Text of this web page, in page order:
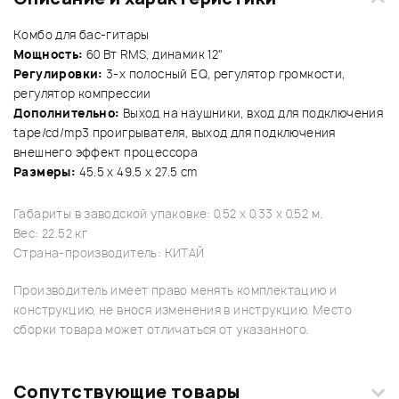
Комбо для бас-гитары
Мощность: 60 Вт RMS, динамик 12"
Регулировки: 3-х полосный EQ, регулятор громкости,
регулятор компрессии
Дополнительно: Выход на наушники, вход для подключения
tape/cd/mp3 проигрывателя, выход для подключения
внешнего эффект процессора
Размеры: 45.5 x 49.5 x 27.5 cm
Габариты в заводской упаковке: 0.52 x 0.33 x 0.52 м.
Вес: 22.52 кг
Страна-производитель: КИТАЙ
Производитель имеет право менять комплектацию и
конструкцию, не внося изменения в инструкцию. Место
сборки товара может отличаться от указанного.
Сопутствующие товары